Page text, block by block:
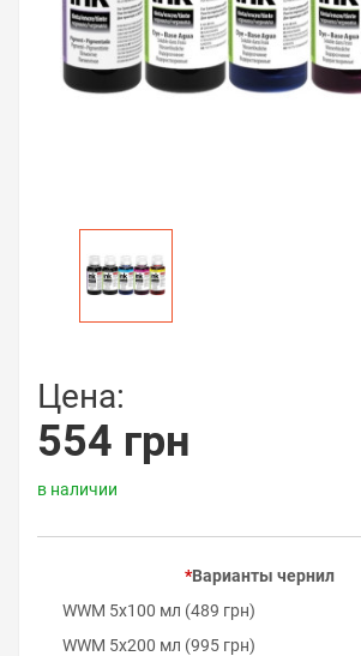
Цена:
554 грн
в наличии
Варианты чернил
WWM 5х100 мл (489 грн)
WWM 5х200 мл (995 грн)